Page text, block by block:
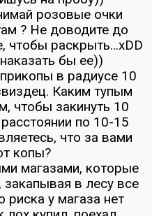
розовые очки
? Не доводите до
чтобы раскрыть…xDD
бы ее))
в радиусе 10
Каким тупым
чтобы закинуть 10
по 10-15
что за вами
копы?
магазами, которые
в лесу все
у магаза нет